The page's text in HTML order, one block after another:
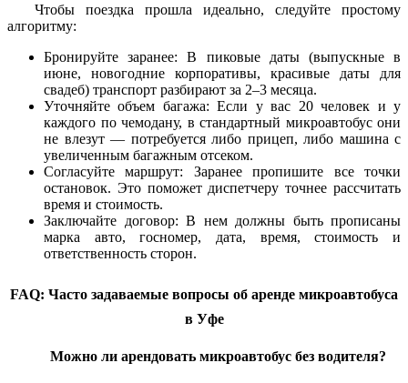
Чтобы поездка прошла идеально, следуйте простому
алгоритму:
Бронируйте заранее: В пиковые даты (выпускные в
июне, новогодние корпоративы, красивые даты для
свадеб) транспорт разбирают за 2–3 месяца.
Уточняйте объем багажа: Если у вас 20 человек и у
каждого по чемодану, в стандартный микроавтобус они
не влезут — потребуется либо прицеп, либо машина с
увеличенным багажным отсеком.
Согласуйте маршрут: Заранее пропишите все точки
остановок. Это поможет диспетчеру точнее рассчитать
время и стоимость.
Заключайте договор: В нем должны быть прописаны
марка авто, госномер, дата, время, стоимость и
ответственность сторон.
FAQ: Часто задаваемые вопросы об аренде микроавтобуса
в Уфе
Можно ли арендовать микроавтобус без водителя?